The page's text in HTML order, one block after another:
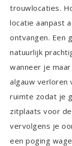
trouwlocaties.
locatie aanpast
ontvangen. Een
natuurlijk
wanneer je
algauw verloren
ruimte zodat je
zitplaats voor
vervolgens je
een poging